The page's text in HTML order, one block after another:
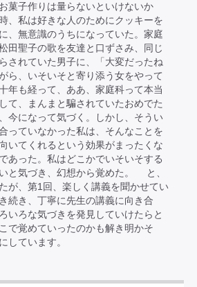
菓子作りは量らないといけないか
、私は好きな人のためにクッキーを
、無意識のうちになっていた。家庭
田聖子の歌を友達と口ずさみ、同じ
されていた男子に、「大変だったね
ら、いそいそと寄り添う女をやって
年も経って、ああ、家庭科って本当
て、まんまと騙されていたおめでた
今になって気づく。しかし、そうい
っていなかった私は、そんなことを
いてくれるという効果がまったくな
あった。私はどこかでいそいそする
と気づき、幻想から覚めた。 と、
が、第1回、楽しく講義を聞かせてい
続き、丁寧に先生の講義に向き合
いろな気づきを発見していけたらと
で覚めていったのかも解き明かそ
しています。